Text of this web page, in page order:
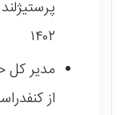
۱۴۰۲
از